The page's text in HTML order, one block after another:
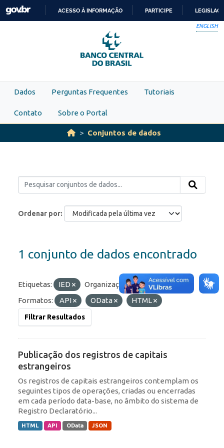
Skip to main content
PARA
O
CONTEÚDO
ACESSO À INFORMAÇÃO PARTICIPE
ENGLISH
Dados Perguntas Frequentes Tutoriais
Contato Sobre o Portal
Conjuntos de dados
Ordenar por
1 conjunto de dados encontrado
Etiquetas: IED Organizações:
BCB/Dstat
Formatos:
API OData HTML
Filtrar Resultados
Publicação dos registros de capitais
estrangeiros
Os registros de capitais estrangeiros contemplam os
seguintes tipos de operações, criadas ou encerradas
em cada período data-base, no âmbito do sistema de
Registro Declaratório...
HTML API OData JSON